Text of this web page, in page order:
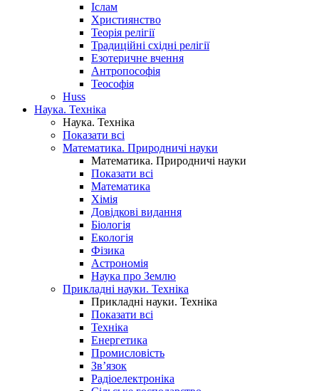
Іслам
Християнство
Теорія релігії
Традиційні східні релігії
Езотеричне вчення
Антропософія
Теософія
Huss
Наука. Техніка
Наука. Техніка
Показати всі
Математика. Природничі науки
Математика. Природничі науки
Показати всі
Математика
Хімія
Довідкові видання
Біологія
Екологія
Фізика
Астрономія
Наука про Землю
Прикладні науки. Техніка
Прикладні науки. Техніка
Показати всі
Техніка
Енергетика
Промисловість
Зв’язок
Радіоелектроніка